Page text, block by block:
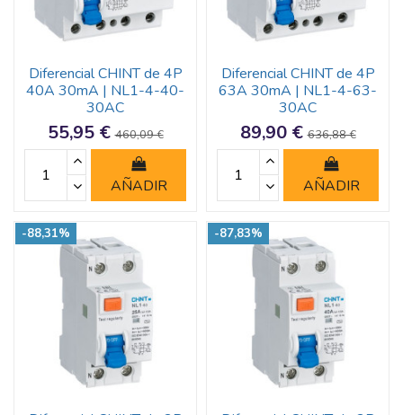
Diferencial CHINT de 4P
40A 30mA | NL1-4-40-
30AC
55,95 €460,09 €
AÑADIR
Diferencial CHINT de 4P
63A 30mA | NL1-4-63-
30AC
89,90 €636,88 €
AÑADIR
-88,31% -87,83%